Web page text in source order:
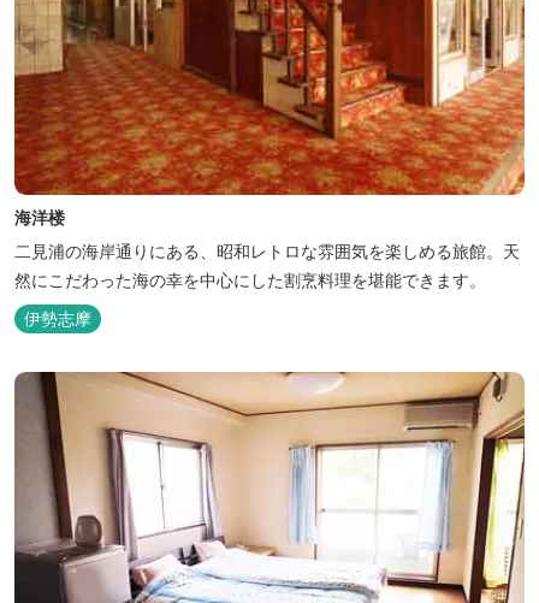
海洋楼
二見浦の海岸通りにある、昭和レトロな雰囲気を楽しめる旅館。天
然にこだわった海の幸を中心にした割烹料理を堪能できます。
伊勢志摩